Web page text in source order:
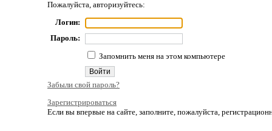
Пожалуйста, авторизуйтесь:
Логин:
Пароль:
Запомнить меня на этом компьютере
Забыли свой пароль?
Зарегистрироваться
Если вы впервые на сайте, заполните, пожалуйста,